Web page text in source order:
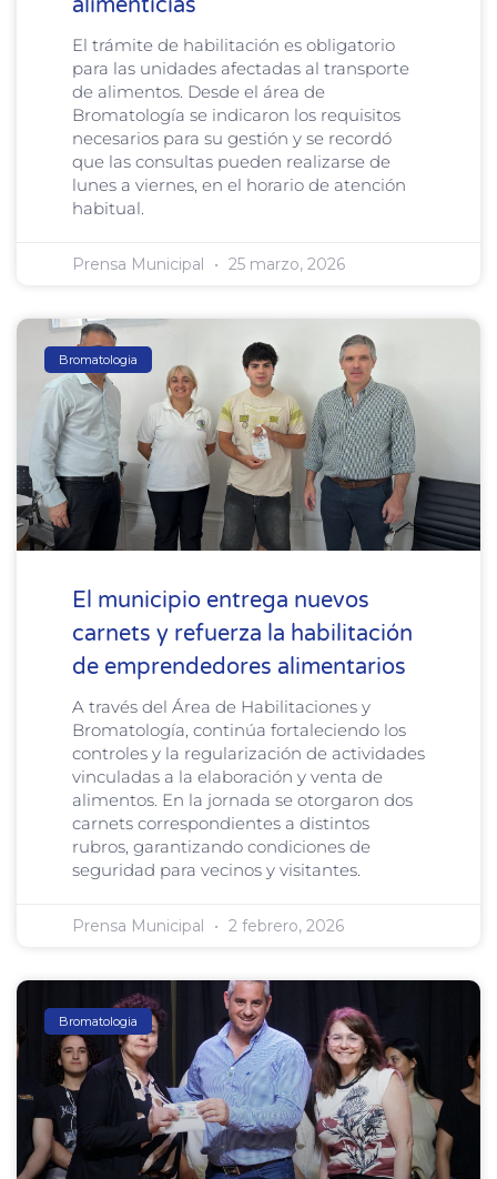
alimenticias
El trámite de habilitación es obligatorio
para las unidades afectadas al transporte
de alimentos. Desde el área de
Bromatología se indicaron los requisitos
necesarios para su gestión y se recordó
que las consultas pueden realizarse de
lunes a viernes, en el horario de atención
habitual.
Prensa Municipal 25 marzo, 2026
Bromatologia
El municipio entrega nuevos
carnets y refuerza la habilitación
de emprendedores alimentarios
A través del Área de Habilitaciones y
Bromatología, continúa fortaleciendo los
controles y la regularización de actividades
vinculadas a la elaboración y venta de
alimentos. En la jornada se otorgaron dos
carnets correspondientes a distintos
rubros, garantizando condiciones de
seguridad para vecinos y visitantes.
Prensa Municipal 2 febrero, 2026
Bromatologia